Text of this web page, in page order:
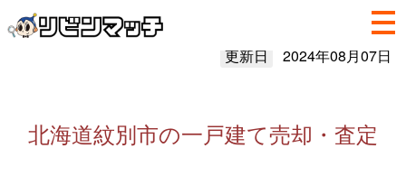
更新日 2024年08月07日
北海道紋別市の一戸建て売却・査定